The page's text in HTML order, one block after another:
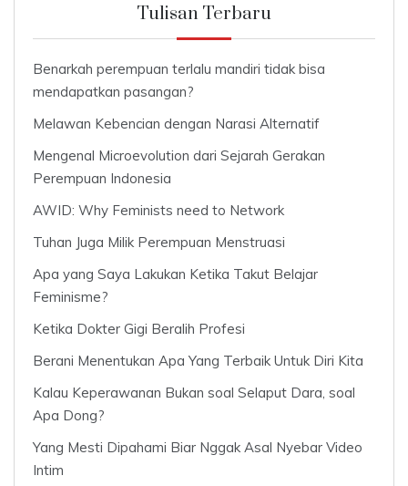
Tulisan Terbaru
Benarkah perempuan terlalu mandiri tidak bisa
mendapatkan pasangan?
Melawan Kebencian dengan Narasi Alternatif
Mengenal Microevolution dari Sejarah Gerakan
Perempuan Indonesia
AWID: Why Feminists need to Network
Tuhan Juga Milik Perempuan Menstruasi
Apa yang Saya Lakukan Ketika Takut Belajar
Feminisme?
Ketika Dokter Gigi Beralih Profesi
Berani Menentukan Apa Yang Terbaik Untuk Diri Kita
Kalau Keperawanan Bukan soal Selaput Dara, soal
Apa Dong?
Yang Mesti Dipahami Biar Nggak Asal Nyebar Video
Intim